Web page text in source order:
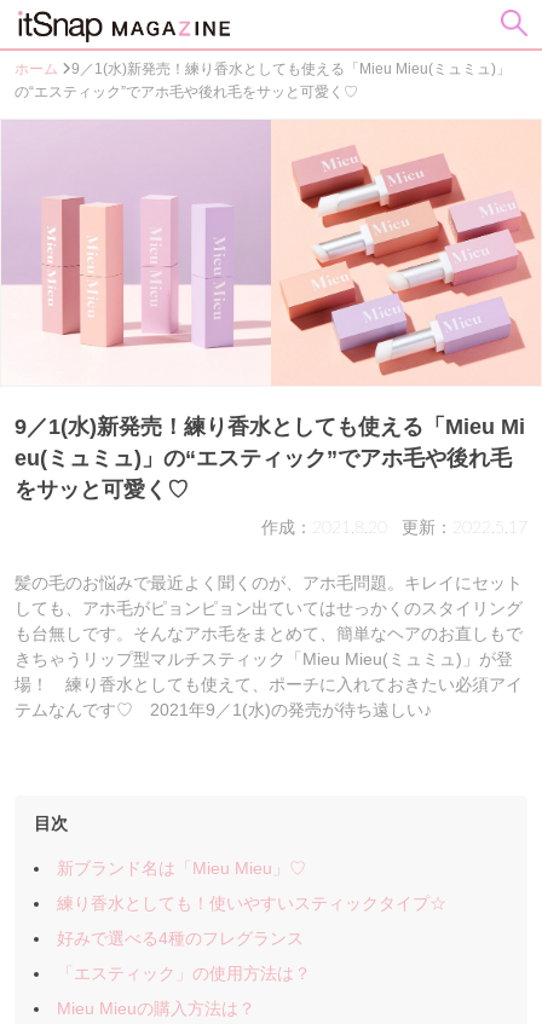
ホーム
9／1(水)新発売！練り香水としても使える「Mieu Mieu(ミュミュ)」
の“エスティック”でアホ毛や後れ毛をサッと可愛く♡
9／1(水)新発売！練り香水としても使える「Mieu Mi
eu(ミュミュ)」の“エスティック”でアホ毛や後れ毛
をサッと可愛く♡
作成：2021.8.20 更新：2022.5.17
髪の毛のお悩みで最近よく聞くのが、アホ毛問題。キレイにセット
しても、アホ毛がピョンピョン出ていてはせっかくのスタイリング
も台無しです。そんなアホ毛をまとめて、簡単なヘアのお直しもで
きちゃうリップ型マルチスティック「Mieu Mieu(ミュミュ)」が登
場！ 練り香水としても使えて、ポーチに入れておきたい必須アイ
テムなんです♡ 2021年9／1(水)の発売が待ち遠しい♪
目次
新ブランド名は「Mieu Mieu」♡
練り香水としても！使いやすいスティックタイプ☆
好みで選べる4種のフレグランス
「エスティック」の使用方法は？
Mieu Mieuの購入方法は？